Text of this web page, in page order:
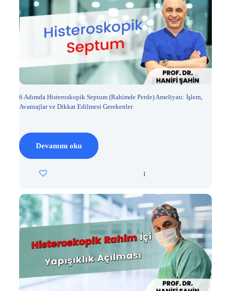
6 Adımda Histeroskopik Septum (Rahimde Perde) Ameliyatı: İşlem,
Avantajlar ve Dikkat Edilmesi Gerekenler
Devamını oku
1